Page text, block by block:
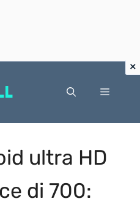
Menu
ultra HD
di 700: